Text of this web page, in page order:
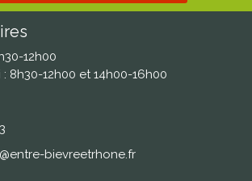
12h00
8h30-12h00 et 14h00-16h00
bievreetrhone.fr